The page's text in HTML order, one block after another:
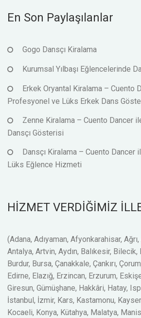
En Son Paylaşılanlar
Gogo Dansçı Kiralama
Kurumsal Yılbaşı Eğlencelerinde
Erkek Oryantal Kiralama – Cuento
Profesyonel ve Lüks Erkek Dans
Zenne Kiralama – Cuento Dancer
Dansçı Gösterisi
Dansçı Kiralama – Cuento
Lüks Eğlence Hizmeti
HİZMET VERDİĞİMİZ
(Adana, Adıyaman, Afyonkarahisar,
Antalya, Artvin, Aydın, Balıkesir,
Burdur, Bursa, Çanakkale, Çankırı,
Edirne, Elazığ, Erzincan, Erzurum,
Giresun, Gümüşhane, Hakkâri, Hatay,
İstanbul, İzmir, Kars, Kastamonu,
Kocaeli, Konya, Kütahya, Malatya,